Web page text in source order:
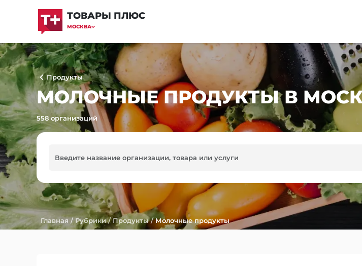
ТОВАРЫ ПЛЮС
МОСКВА
Продукты
МОЛОЧНЫЕ ПРОДУКТЫ В
558 организаций
Главная /Рубрики/Продукты/Молочные продукты